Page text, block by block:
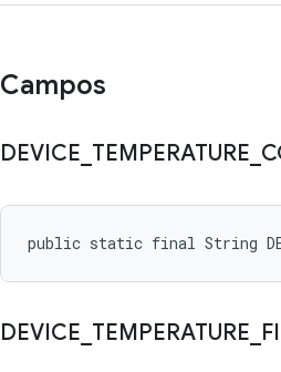
Campos
DEVICE TEMPERATURE
public static final String
DEVICE TEMPERATURE